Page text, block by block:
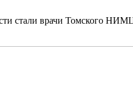
стали врачи Томского